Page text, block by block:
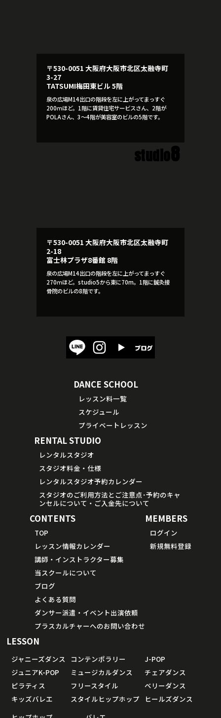
〒530-0051 大阪府大阪市北区太融寺町
3-27
TATSUMI梅田東ビル 5階
泉の広場M14出口の階段を左に上がってまっすぐ
200ｍほど。1階に賃貸住宅サービスさん、2階が
POLAさん、3～4階が美容室のビルの5階です。
studio8
〒530-0051 大阪府大阪市北区太融寺町
2-18
富士林プラザ8番館 8階
泉の広場M14出口の階段を左に上がってまっすぐ
270ｍほど。studio5から東に70m。1階に鍼灸接
骨院のビルの8階です。
DANCE SCHOOL
レッスン料一覧
スケジュール
プライベートレッスン
RENTAL STUDIO
レンタルスタジオ
スタジオ料金・仕様
レンタルスタジオ予約カレンダー
スタジオのご利用方法とご注意点･予約のキャ
ンセルについて・ご入金先について
CONTENTS
TOP
レッスン情報カレンダー
講師・インストラクター募集
当スクールについて
ブログ
よくある質問
ダンサー派遣・イベント出演依頼
プラスカルチャーへのお問い合わせ
MEMBERS
ログイン
新規無料登録
LESSON
ジャニーズダンス
ジュニアK-POP
ピラティス
キッズバレエ
コンテンポラリー
ミュージカルダンス
フリースタイル
スタイルヒップホップ
J-POP
チェアダンス
ベリーダンス
ヒールズダンス